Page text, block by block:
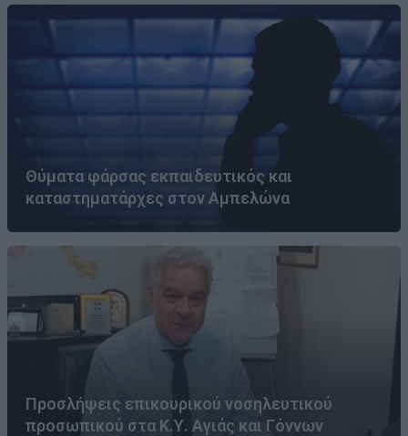
Θύματα φάρσας εκπαιδευτικός και
καταστηματάρχες στον Αμπελώνα
Προσλήψεις επικουρικού νοσηλευτικού
προσωπικού στα Κ.Υ. Αγιάς και Γόννων